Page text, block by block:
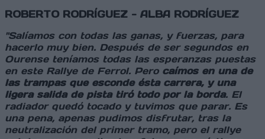
ROBERTO RODRÍGUEZ - ALBA RODRÍGUEZ
"Salíamos con todas las ganas, y fuerzas, para
hacerlo muy bien. Después de ser segundos en
Ourense teníamos todas las esperanzas puestas
en este Rallye de Ferrol. Pero caímos en una de
las trampas que esconde ésta carrera, y una
ligera salida de pista tiró todo por la borda. El
radiador quedó tocado y tuvimos que parar. Es
una pena, apenas pudimos disfrutar, tras la
neutralización del primer tramo, pero el rallye